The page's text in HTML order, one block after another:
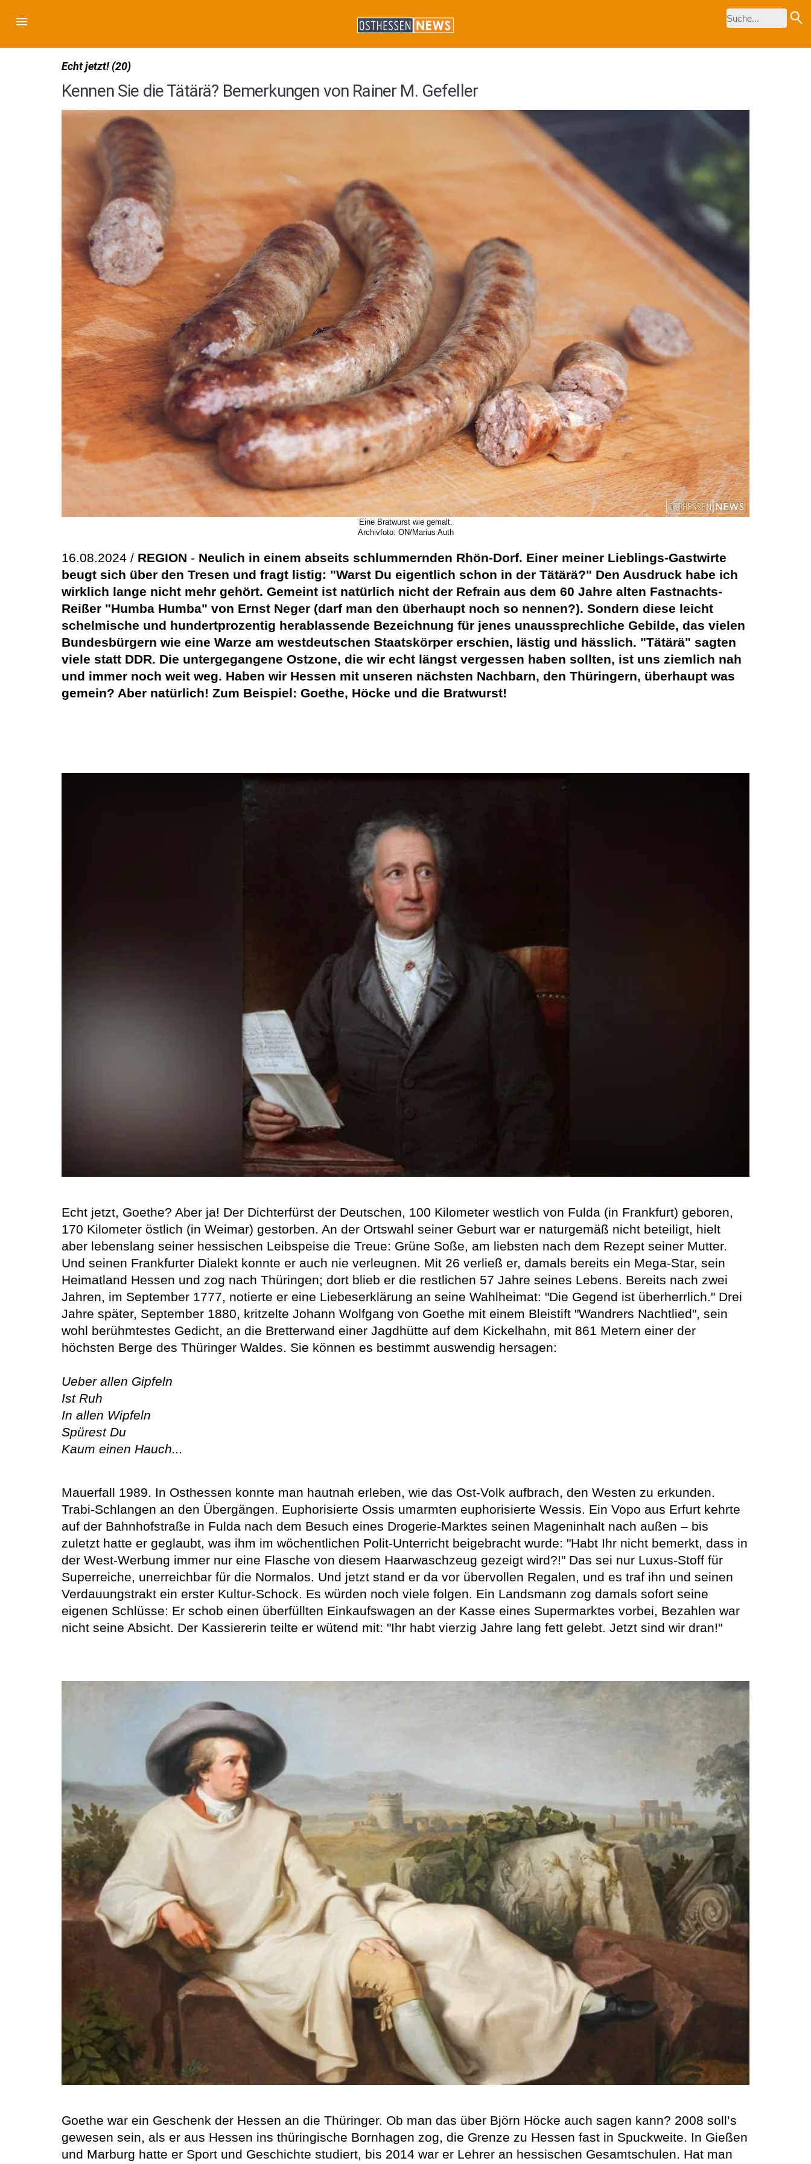
Echt jetzt! (20)
Kennen Sie die Tätärä? Bemerkungen von Rainer M. Gefeller
Eine Bratwurst wie gemalt.
Archivfoto: ON/Marius Auth
16.08.2024 / REGION - Neulich in einem abseits schlummernden Rhön-Dorf. Einer meiner Lieblings-Gastwirte
beugt sich über den Tresen und fragt listig: "Warst Du eigentlich schon in der Tätärä?" Den Ausdruck habe ich
wirklich lange nicht mehr gehört. Gemeint ist natürlich nicht der Refrain aus dem 60 Jahre alten Fastnachts-
Reißer "Humba Humba" von Ernst Neger (darf man den überhaupt noch so nennen?). Sondern diese leicht
schelmische und hundertprozentig herablassende Bezeichnung für jenes unaussprechliche Gebilde, das vielen
Bundesbürgern wie eine Warze am westdeutschen Staatskörper erschien, lästig und hässlich. "Tätärä" sagten
viele statt DDR. Die untergegangene Ostzone, die wir echt längst vergessen haben sollten, ist uns ziemlich nah
und immer noch weit weg. Haben wir Hessen mit unseren nächsten Nachbarn, den Thüringern, überhaupt was
gemein? Aber natürlich! Zum Beispiel: Goethe, Höcke und die Bratwurst!
Echt jetzt, Goethe? Aber ja! Der Dichterfürst der Deutschen, 100 Kilometer westlich von Fulda (in Frankfurt) geboren,
170 Kilometer östlich (in Weimar) gestorben. An der Ortswahl seiner Geburt war er naturgemäß nicht beteiligt, hielt
aber lebenslang seiner hessischen Leibspeise die Treue: Grüne Soße, am liebsten nach dem Rezept seiner Mutter.
Und seinen Frankfurter Dialekt konnte er auch nie verleugnen. Mit 26 verließ er, damals bereits ein Mega-Star, sein
Heimatland Hessen und zog nach Thüringen; dort blieb er die restlichen 57 Jahre seines Lebens. Bereits nach zwei
Jahren, im September 1777, notierte er eine Liebeserklärung an seine Wahlheimat: "Die Gegend ist überherrlich." Drei
Jahre später, September 1880, kritzelte Johann Wolfgang von Goethe mit einem Bleistift "Wandrers Nachtlied", sein
wohl berühmtestes Gedicht, an die Bretterwand einer Jagdhütte auf dem Kickelhahn, mit 861 Metern einer der
höchsten Berge des Thüringer Waldes. Sie können es bestimmt auswendig hersagen:
Ueber allen Gipfeln
Ist Ruh
In allen Wipfeln
Spürest Du
Kaum einen Hauch...
Mauerfall 1989. In Osthessen konnte man hautnah erleben, wie das Ost-Volk aufbrach, den Westen zu erkunden.
Trabi-Schlangen an den Übergängen. Euphorisierte Ossis umarmten euphorisierte Wessis. Ein Vopo aus Erfurt kehrte
auf der Bahnhofstraße in Fulda nach dem Besuch eines Drogerie-Marktes seinen Mageninhalt nach außen – bis
zuletzt hatte er geglaubt, was ihm im wöchentlichen Polit-Unterricht beigebracht wurde: "Habt Ihr nicht bemerkt, dass in
der West-Werbung immer nur eine Flasche von diesem Haarwaschzeug gezeigt wird?!" Das sei nur Luxus-Stoff für
Superreiche, unerreichbar für die Normalos. Und jetzt stand er da vor übervollen Regalen, und es traf ihn und seinen
Verdauungstrakt ein erster Kultur-Schock. Es würden noch viele folgen. Ein Landsmann zog damals sofort seine
eigenen Schlüsse: Er schob einen überfüllten Einkaufswagen an der Kasse eines Supermarktes vorbei, Bezahlen war
nicht seine Absicht. Der Kassiererin teilte er wütend mit: "Ihr habt vierzig Jahre lang fett gelebt. Jetzt sind wir dran!"
Goethe war ein Geschenk der Hessen an die Thüringer. Ob man das über Björn Höcke auch sagen kann? 2008 soll’s
gewesen sein, als er aus Hessen ins thüringische Bornhagen zog, die Grenze zu Hessen fast in Spuckweite. In Gießen
und Marburg hatte er Sport und Geschichte studiert, bis 2014 war er Lehrer an hessischen Gesamtschulen. Hat man